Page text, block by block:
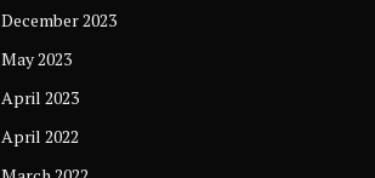
December 2023
May 2023
April 2023
April 2022